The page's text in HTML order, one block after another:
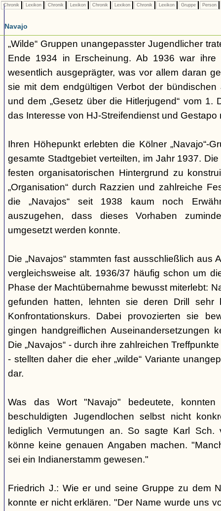
Chronik Lexikon Chronik Lexikon Chronik Lexikon Chronik Lexikon Gruppe Person
Navajo
„Wilde“ Gruppen unangepasster Jugendlicher
Ende 1934 in Erscheinung. Ab 1936 war ihre
wesentlich ausgeprägter, was vor allem daran
sie mit dem endgültigen Verbot der
und dem „Gesetz über die Hitlerjugend“ vom 1.
das Interesse von HJ-Streifendienst und Gestapo
Ihren Höhepunkt erlebten die Kölner „Navajo“-
gesamte Stadtgebiet verteilten, im Jahr 1937.
festen organisatorischen Hintergrund zu
„Organisation“ durch Razzien und zahlreiche
die „Navajos“ seit 1938 kaum noch
auszugehen, dass dieses Vorhaben
umgesetzt werden konnte.
Die „Navajos“ stammten fast ausschließlich aus
vergleichsweise alt. 1936/37 häufig schon um
Phase der Machtübernahme bewusst miterlebt:
gefunden hatten, lehnten sie deren Drill
Konfrontationskurs. Dabei provozierten sie
gingen handgreiflichen Auseinandersetzungen
Die „Navajos“ - durch ihre zahlreichen
- stellten daher die eher „wilde“ Variante
dar.
Was das Wort "Navajo" bedeutete, konnten
beschuldigten Jugendlochen selbst nicht
lediglich Vermutungen an. So sagte Karl
könne keine genauen Angaben machen.
sei ein Indianerstamm gewesen."
Friedrich J.: Wie er und seine Gruppe zu dem
konnte er nicht erklären. "Der Name wurde uns